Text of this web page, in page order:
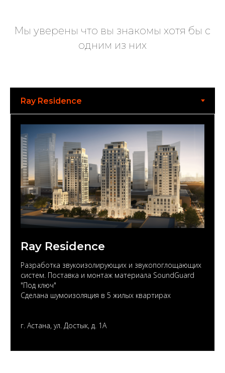
Мы уверены что вы знакомы хотя бы с
одним из них
Ray Residence
Разработка звукоизолирующих и звукопоглощающих
систем. Поставка и монтаж материала SoundGuard
"Под ключ"
Сделана шумоизоляция в 5 жилых квартирах
г. Астана, ул. Достык, д. 1А